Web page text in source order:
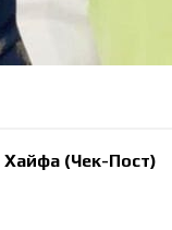
Хайфа (Чек-Пост)